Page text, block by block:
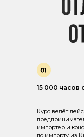
15 000 часов
Курс ведёт
импортер и
по импорту из